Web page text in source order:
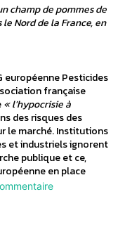
champ de pommes de
Nord de la France, en
européenne Pesticides
française
« l’hypocrisie à
des risques des
le marché. Institutions
et industriels ignorent
publique et ce,
en place